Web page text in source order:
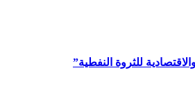
للثروة النفطية”